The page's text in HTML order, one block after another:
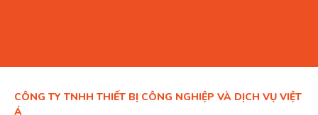
CÔNG TY TNHH THIẾT BỊ CÔNG NGHIỆP VÀ DỊCH VỤ VIỆT
Á